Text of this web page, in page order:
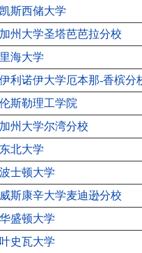
凯斯西储大学
加州大学圣塔芭芭拉分校
里海大学
伊利诺伊大学厄本那-香槟分
伦斯勒理工学院
加州大学尔湾分校
东北大学
波士顿大学
威斯康辛大学麦迪逊分校
华盛顿大学
叶史瓦大学